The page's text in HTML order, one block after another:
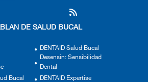
DE SALUD BUCAL
DENTAID Salud Bucal
Desensin: Sensibilidad
Dental
Bucal
DENTAID Expertise